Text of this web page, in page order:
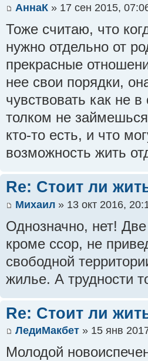
АннаК » 17 сен 2015,
Тоже считаю, что
нужно отдельно от
прекрасные
нее свои порядки,
чувствовать как не
толком не
кто-то есть, и что
возможность жить
Re: Стоит ли
Михаил » 13 окт 2016,
Однозначно, нет!
кроме ссор, не
свободной
жилье. А трудности
Re: Стоит ли
ЛедиМакбет » 15 янв
Молодой